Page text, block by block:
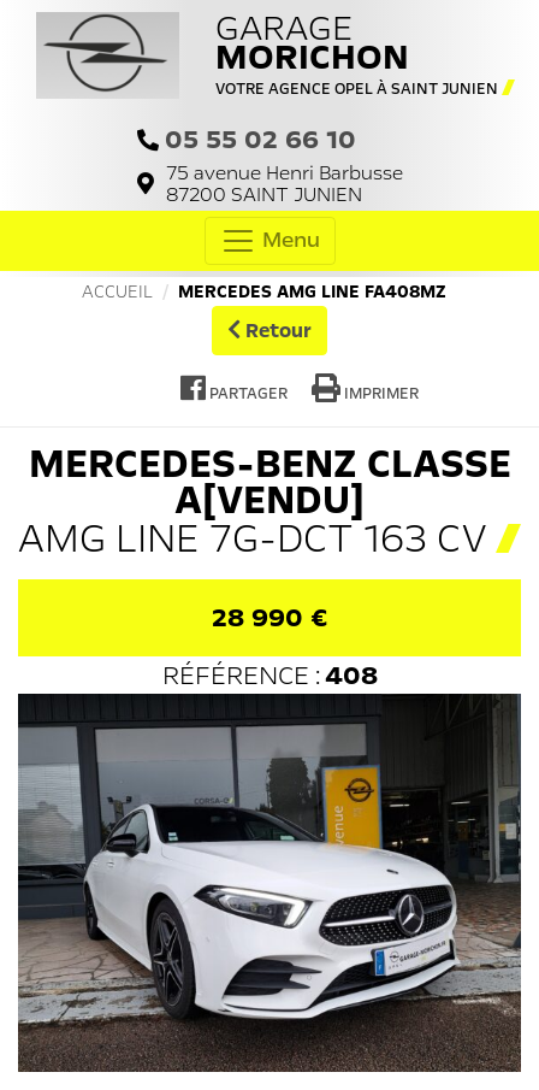
GARAGE
MORICHON
VOTRE AGENCE OPEL À SAINT JUNIEN
05 55 02 66 10
75 avenue Henri Barbusse
87200 SAINT JUNIEN
Menu
ACCUEIL MERCEDES AMG LINE FA408MZ
Retour
PARTAGER IMPRIMER
MERCEDES-BENZ CLASSE
A[VENDU]
AMG LINE 7G-DCT 163 CV
28 990 €
RÉFÉRENCE :408